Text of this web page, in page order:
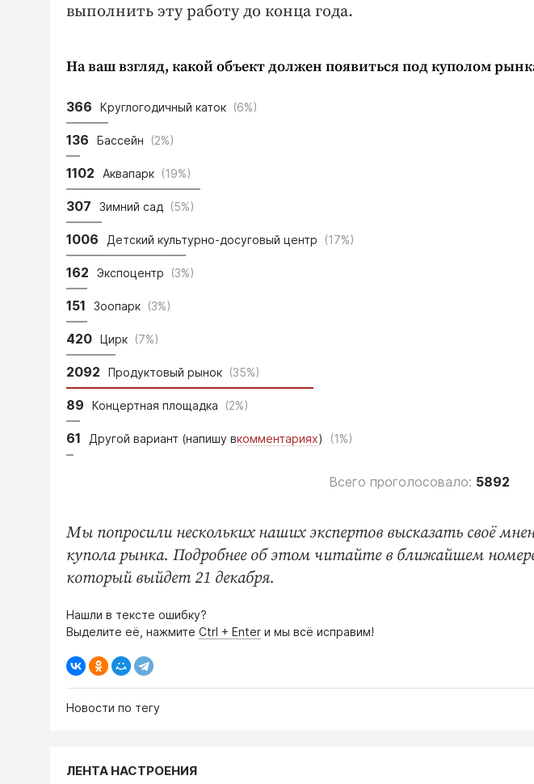
выполнить эту работу до конца года.
На ваш взгляд, какой объект должен появиться под куполом
366 Круглогодичный каток (6%)
136 Бассейн (2%)
1102 Аквапарк (19%)
307 Зимний сад (5%)
1006 Детский культурно-досуговый центр (17%)
162 Экспоцентр (3%)
151 Зоопарк (3%)
420 Цирк (7%)
2092 Продуктовый рынок (35%)
89 Концертная площадка (2%)
61 Другой вариант (напишу вкомментариях) (1%)
Всего проголосовало: 5892
Мы попросили нескольких наших экспертов высказать своё
купола рынка. Подробнее об этом читайте в ближайшем
который выйдет 21 декабря.
Нашли в тексте ошибку?
Выделите её, нажмите Ctrl + Enter и мы всё исправим!
Новости по тегу
ЛЕНТА НАСТРОЕНИЯ